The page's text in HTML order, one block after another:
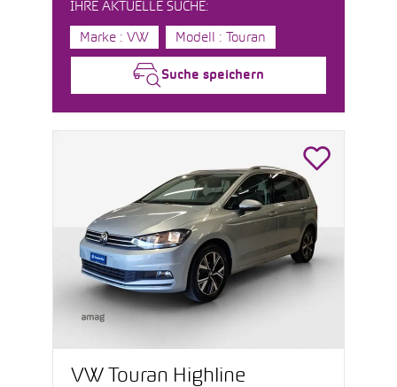
IHRE AKTUELLE SUCHE:
Marke : VW Modell : Touran
Suche speichern
VW Touran Highline